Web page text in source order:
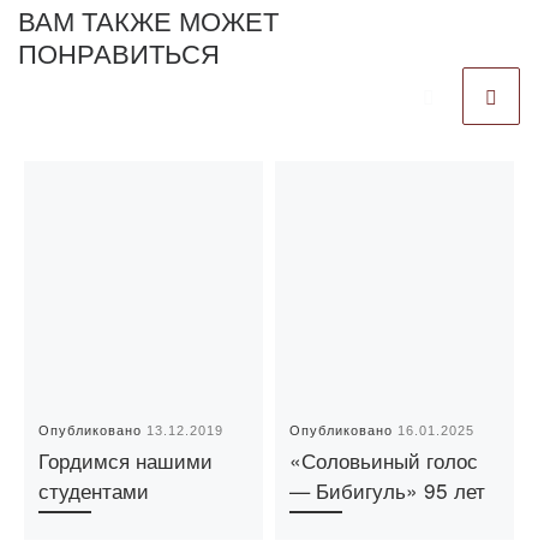
ВАМ ТАКЖЕ МОЖЕТ
ПОНРАВИТЬСЯ
Опубликовано 13.12.2019
Гордимся нашими
студентами
Опубликовано 16.01.2025
«Соловьиный голос
— Бибигуль» 95 лет